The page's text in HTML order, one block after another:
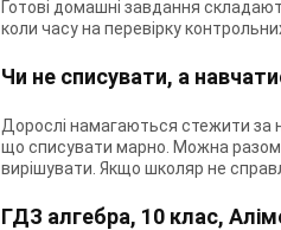
Готові домашні завдання
коли часу на перевірку
Чи не списувати, а
Дорослі намагаються стежити за
що списувати марно. Можна разом
вирішувати. Якщо школяр не
ГДЗ алгебра, 10 клас,